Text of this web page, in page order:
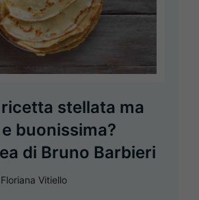
stellata ma
buonissima?
di Bruno Barbieri
Floriana Vitiello